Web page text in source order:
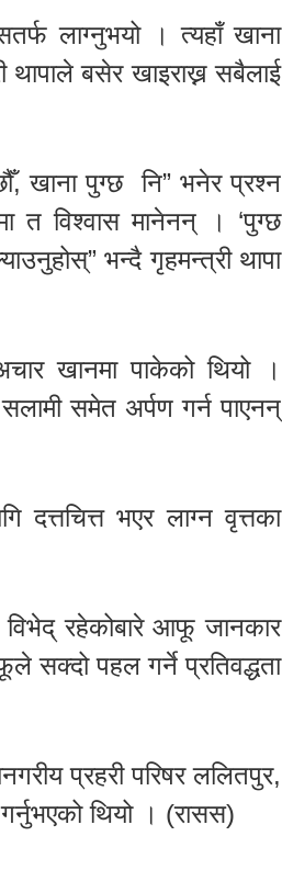
लाग्नुभयो । त्यहाँ खाना
थापाले बसेर खाइराख्न सबैलाई
खाना पुग्छ नि” भनेर प्रश्न
त विश्वास मानेनन् । ‘पुग्छ
भन्दै गृहमन्त्री थापा
खानमा पाकेको थियो ।
समेत अर्पण गर्न पाएनन्
दत्तचित्त भएर लाग्न वृत्तका
विभेद् रहेकोबारे आफू जानकार
सक्दो पहल गर्ने प्रतिवद्धता
प्रहरी परिषर ललितपुर,
थियो । (रासस)